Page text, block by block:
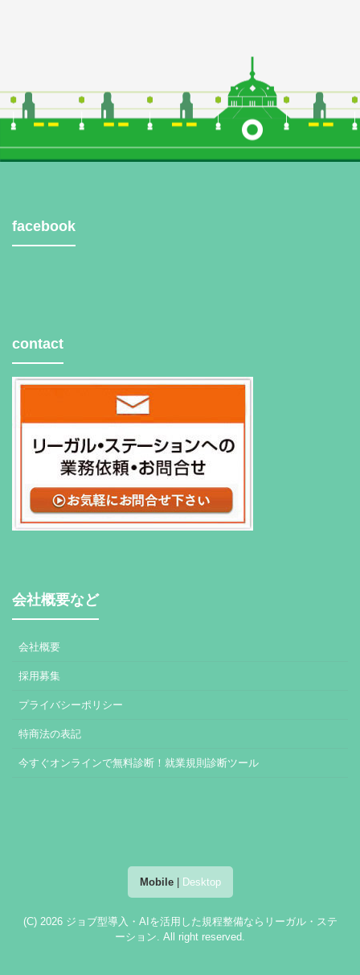
facebook
contact
会社概要など
会社概要
採用募集
プライバシーポリシー
特商法の表記
今すぐオンラインで無料診断！就業規則診断ツール
Mobile| Desktop
(C) 2026 ジョブ型導入・AIを活用した規程整備ならリーガル・ステ
ーション . All right reserved.